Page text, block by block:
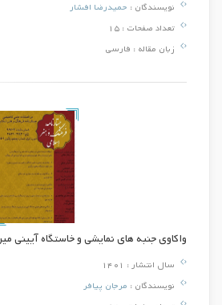
نویسندگان : حمیدرضا افشار
تعداد صفحات : 15
زبان مقاله : فارسی
واکاوی جنبه های نمایشی و خاستگاه آیینی
سال انتشار : 1401
نویسندگان : مرجان پیافر